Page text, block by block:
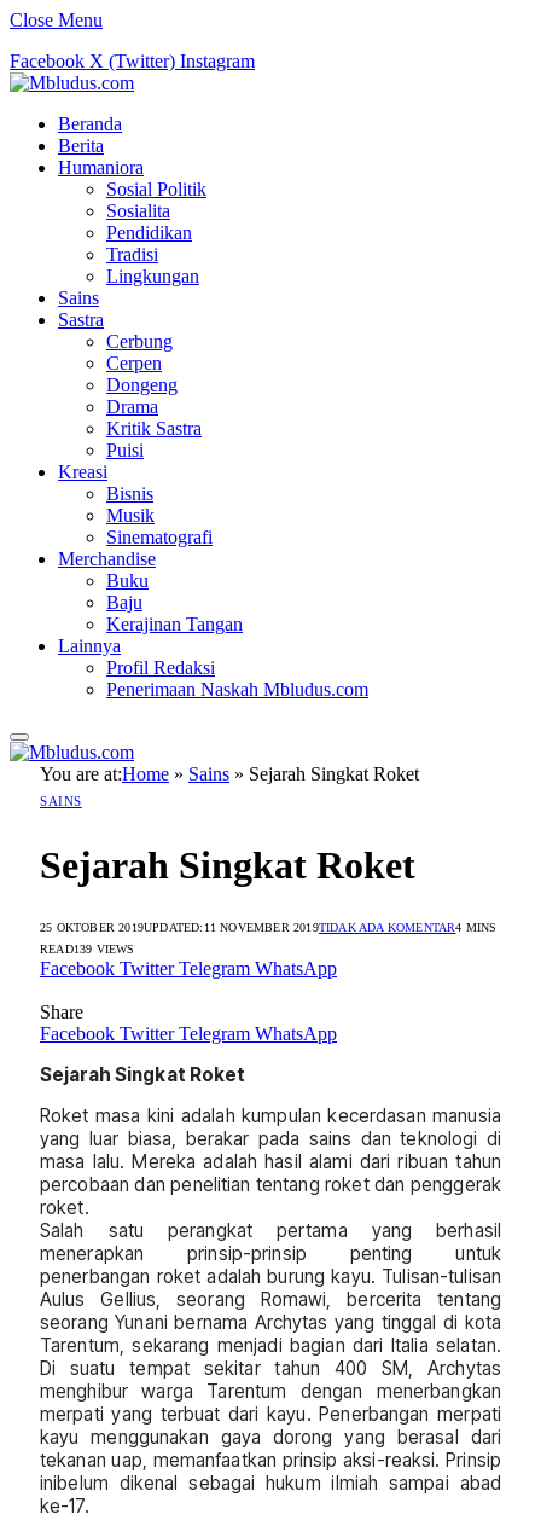
Close Menu
Facebook X (Twitter) Instagram
Beranda
Berita
Humaniora
Sosial Politik
Sosialita
Pendidikan
Tradisi
Lingkungan
Sains
Sastra
Cerbung
Cerpen
Dongeng
Drama
Kritik Sastra
Puisi
Kreasi
Bisnis
Musik
Sinematografi
Merchandise
Buku
Baju
Kerajinan Tangan
Lainnya
Profil Redaksi
Penerimaan Naskah Mbludus.com
You are at:Home » Sains » Sejarah Singkat Roket
SAINS
Sejarah Singkat Roket
25 OKTOBER 2019UPDATED: 11 NOVEMBER 2019TIDAK ADA KOMENTAR4 MINS
READ139 VIEWS
Facebook Twitter Telegram WhatsApp
Share
Facebook Twitter Telegram WhatsApp
Sejarah Singkat Roket
Roket masa kini adalah kumpulan kecerdasan manusia
yang luar biasa, berakar pada sains dan teknologi di
masa lalu. Mereka adalah hasil alami dari ribuan tahun
percobaan dan penelitian tentang roket dan penggerak
roket.
Salah satu perangkat pertama yang berhasil
menerapkan prinsip-prinsip penting untuk
penerbangan roket adalah burung kayu. Tulisan-tulisan
Aulus Gellius, seorang Romawi, bercerita tentang
seorang Yunani bernama Archytas yang tinggal di kota
Tarentum, sekarang menjadi bagian dari Italia selatan.
Di suatu tempat sekitar tahun 400 SM, Archytas
menghibur warga Tarentum dengan menerbangkan
merpati yang terbuat dari kayu. Penerbangan merpati
kayu menggunakan gaya dorong yang berasal dari
tekanan uap, memanfaatkan prinsip aksi-reaksi. Prinsip
inibelum dikenal sebagai hukum ilmiah sampai abad
ke-17.